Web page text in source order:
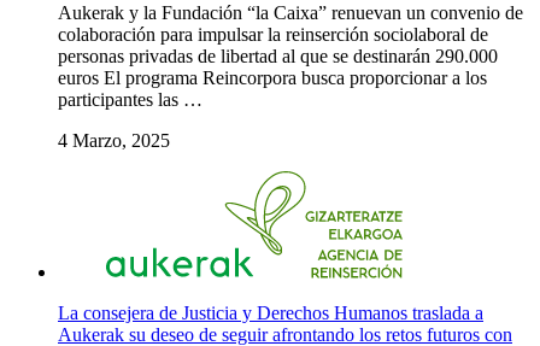
Aukerak y la Fundación “la Caixa” renuevan un convenio de
colaboración para impulsar la reinserción sociolaboral de
personas privadas de libertad al que se destinarán 290.000
euros El programa Reincorpora busca proporcionar a los
participantes las …
4 Marzo, 2025
La consejera de Justicia y Derechos Humanos traslada a
Aukerak su deseo de seguir afrontando los retos futuros con